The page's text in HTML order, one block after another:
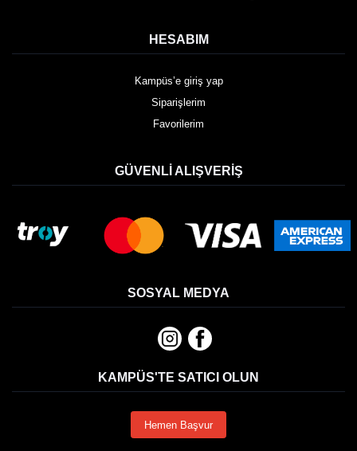
HESABIM
Kampüs’e giriş yap
Siparişlerim
Favorilerim
GÜVENLI ALIŞVERIŞ
SOSYAL MEDYA
KAMPÜS'TE SATICI OLUN
Hemen Başvur